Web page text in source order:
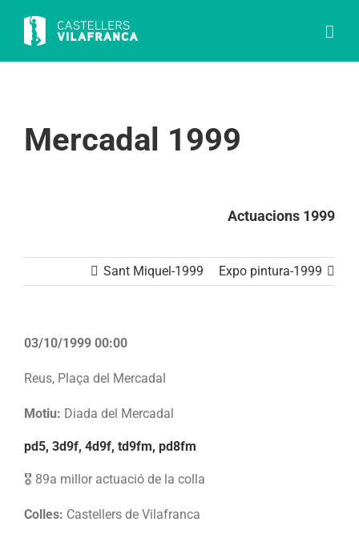
content
Mercadal 1999
Actuacions 1999
Sant Miquel-1999 Expo pintura-1999
03/10/1999 00:00
Reus, Plaça del Mercadal
Motiu: Diada del Mercadal
pd5, 3d9f, 4d9f, td9fm, pd8fm
🎖️ 89a millor actuació de la colla
Colles: Castellers de Vilafranca